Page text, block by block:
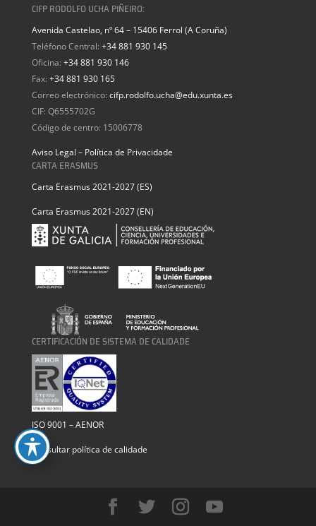
CIFP RODOLFO UCHA PIÑEIRO:
Avenida Castelao, nº 64 – 15406 Ferrol (A Coruña)
Teléfono Central: +34 881 930 145
Oficina: +34 881 930 146
Fax: +34 881 930 165
Correo electrónico: cifp.rodolfo.ucha@edu.xunta.es
CIF: Q6555702G
Código de centro: 15006778
Aviso Legal – Política de Privacidade
CARTA ERASMUS
Carta Erasmus 2021-2027 (ES)
Carta Erasmus 2021-2027 (EN)
CERTIFICACIÓN DE SISTEMA DE CALIDADE
ISO 9001 – AENOR
Consultar política de calidade